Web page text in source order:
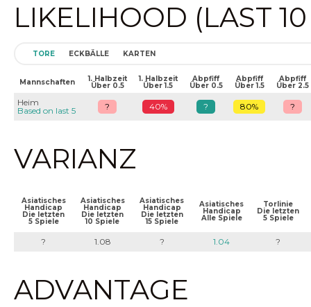
LIKELIHOOD (LAST
TORE ECKBÄLLE KARTEN
Mannschaften 1. Halbzeit
Über 0.5
1. Halbzeit
Über 1.5
Abpfiff
Über 0.5
Abpfiff
Über 1.5
Abpfiff
Über 2.5
Heim
Based on last 5
? 40% ? 80% ?
VARIANZ
Asiatisches
Handicap
Die letzten
5 Spiele
Asiatisches
Handicap
Die letzten
10 Spiele
Asiatisches
Handicap
Die letzten
15 Spiele
Asiatisches
Handicap
Alle Spiele
Torlinie
Die letzten
5 Spiele
? 1.08 ? 1.04 ?
ADVANTAGE